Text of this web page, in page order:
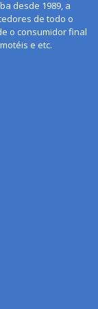
desde 1989, a
de todo o
o consumidor final
e etc.